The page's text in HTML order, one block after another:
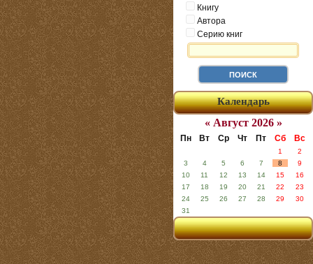
Книгу
Автора
Серию книг
Календарь
« Август 2026 »
Пн Вт Ср Чт Пт Сб Вс
1
2
3
4 5 6 7 8
9
10
11 12 13 14 15
16
17
18 19 20 21 22
23
24
25 26 27 28 29
30
31